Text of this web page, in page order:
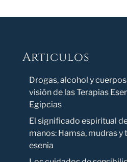
Articulos
Novedad
Drogas, alcohol y
visión de las Terapias
Egipcias
El significado espiritual
manos: Hamsa, mudras
esenia